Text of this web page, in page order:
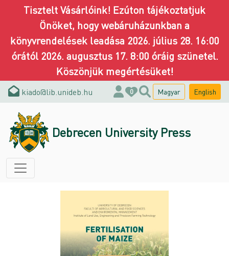
Tisztelt Vásárlóink! Ezúton tájékoztatjuk
Önöket, hogy webáruházunkban a
könyvrendelések leadása 2026. július 28. 16:00
órától 2026. augusztus 17. 8:00 óráig szünetel.
Köszönjük megértésüket!
kiado@lib.unideb.hu 0 Magyar English
Debrecen University Press